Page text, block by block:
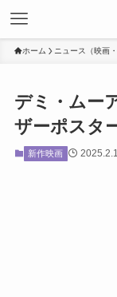
ホーム ニュース（映画
デミ・ムー
ザーポスタ
新作映画